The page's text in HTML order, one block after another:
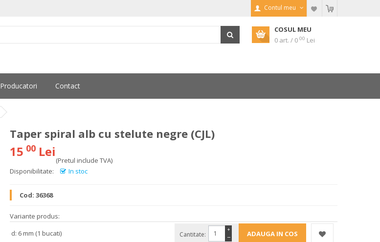
Contul meu
COSUL MEU
0 art. / 0 00 Lei
Producatori Contact
Taper spiral alb cu stelute negre (CJL)
15 00 Lei
(Pretul include TVA)
Disponibilitate:
In stoc
Cod: 36368
Variante produs:
d: 6 mm (1 bucati)
Cantitate: −
+